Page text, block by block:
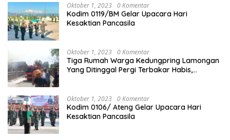
Oktober 1, 2023 0 Komentar
Kodim 0119/BM Gelar Upacara Hari
Kesaktian Pancasila
Oktober 1, 2023 0 Komentar
Tiga Rumah Warga Kedungpring Lamongan
Yang Ditinggal Pergi Terbakar Habis,
Oktober 1, 2023 0 Komentar
Kodim 0106/ Ateng Gelar Upacara Hari
Kesaktian Pancasila